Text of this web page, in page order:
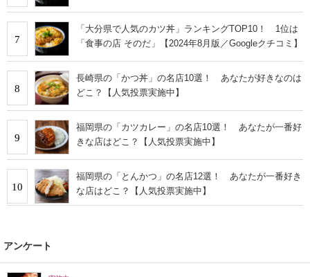
7
「大分県で人気のカツ丼」ランキングTOP10！ 1位は
「食事の店 そのだ」【2024年8月版／Googleクチコミ】
8
長崎県の「かつ丼」の名店10選！ あなたが好きなのは
どこ？【人気投票実施中】
9
福岡県の「カツカレー」の名店10選！ あなたが一番好
きな店はどこ？【人気投票実施中】
10
福岡県の「とんかつ」の名店12選！ あなたが一番好き
な店はどこ？【人気投票実施中】
アンケート